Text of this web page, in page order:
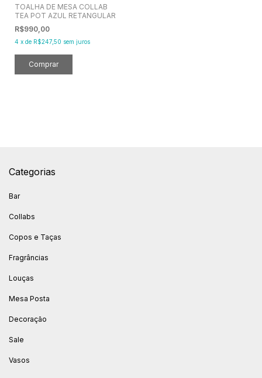
TOALHA DE MESA COLLAB
TEA POT AZUL RETANGULAR
R$990,00
4 x de R$247,50 sem juros
Categorias
Bar
Collabs
Copos e Taças
Fragrâncias
Louças
Mesa Posta
Decoração
Sale
Vasos